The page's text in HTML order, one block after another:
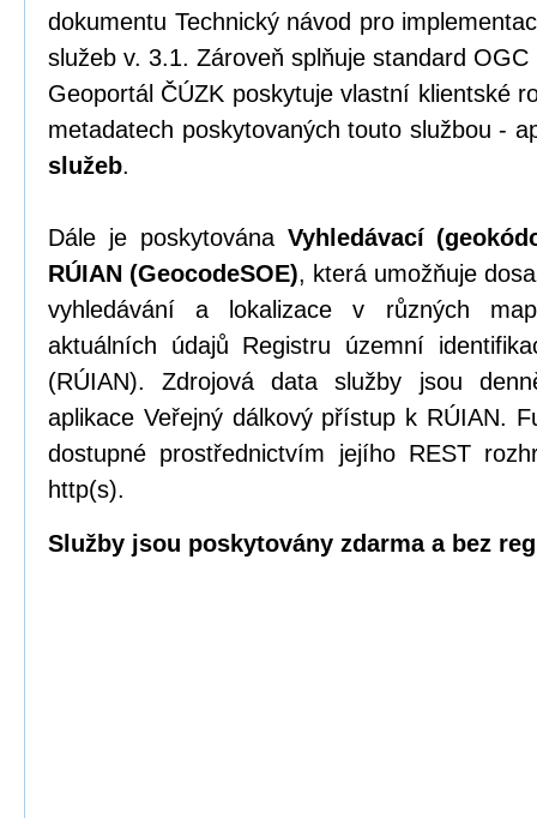
dokumentu Technický návod pro
služeb v. 3.1. Zároveň splňuje standard
Geoportál ČÚZK poskytuje vlastní klientské
metadatech poskytovaných touto službou -
služeb.
Dále je poskytována Vyhledávací
RÚIAN (GeocodeSOE), která umožňuje
vyhledávání a lokalizace v různých
aktuálních údajů Registru územní
(RÚIAN). Zdrojová data služby jsou
aplikace Veřejný dálkový přístup k RÚIAN.
dostupné prostřednictvím jejího REST
http(s).
Služby jsou poskytovány zdarma a bez